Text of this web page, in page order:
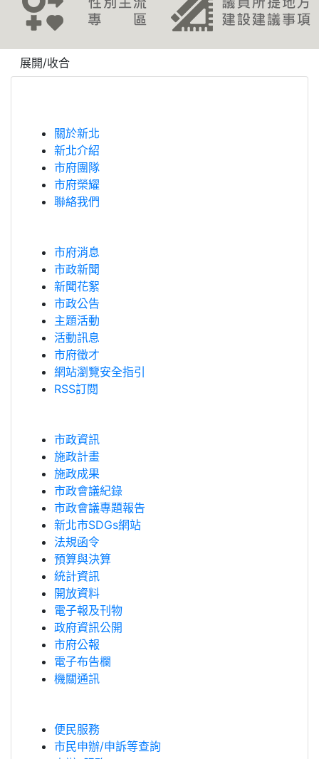
展開/收合
關於新北
新北介紹
市府團隊
市府榮耀
聯絡我們
市府消息
市政新聞
新聞花絮
市政公告
主題活動
活動訊息
市府徵才
網站瀏覽安全指引
RSS訂閱
市政資訊
施政計畫
施政成果
市政會議紀錄
市政會議專題報告
新北市SDGs網站
法規函令
預算與決算
統計資訊
開放資料
電子報及刊物
政府資訊公開
市府公報
電子布告欄
機關通訊
便民服務
市民申辦/申訴等查詢